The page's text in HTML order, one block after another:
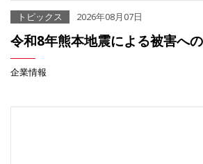
トピックス 2026年08月07日
令和8年熊本地震による被害へ
企業情報